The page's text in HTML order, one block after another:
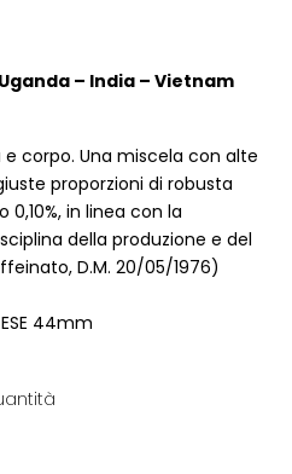
– India – Vietnam
corpo. Una miscela con alte
proporzioni di robusta
in linea con la
della produzione e del
D.M. 20/05/1976)
ESE 44mm